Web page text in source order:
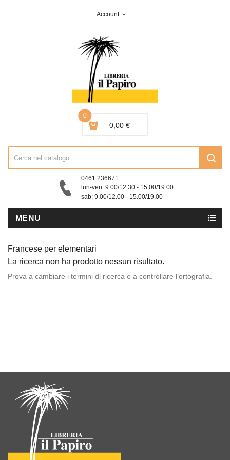
Account expand_more
0
0,00 €
0461.236671
lun-ven: 9.00/12.30 - 15.00/19.00
sab: 9.00/12.00 - 15.00/19.00
MENU
Francese per elementari
La ricerca non ha prodotto nessun risultato.
Prova a cambiare i termini di ricerca o a controllare l’ortografia.